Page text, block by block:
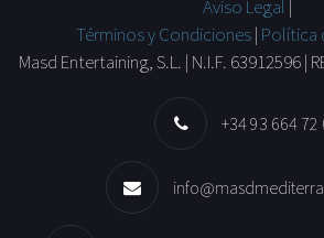
Aviso Legal |
Términos y Condiciones| Política
Masd Entertaining, S.L. | N.I.F. 63912596 |
+34 93 664 72